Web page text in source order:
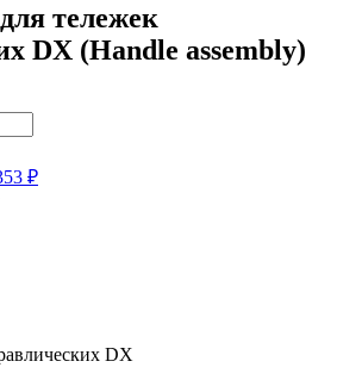
тележек
DX (Handle assembly)
₽
DX